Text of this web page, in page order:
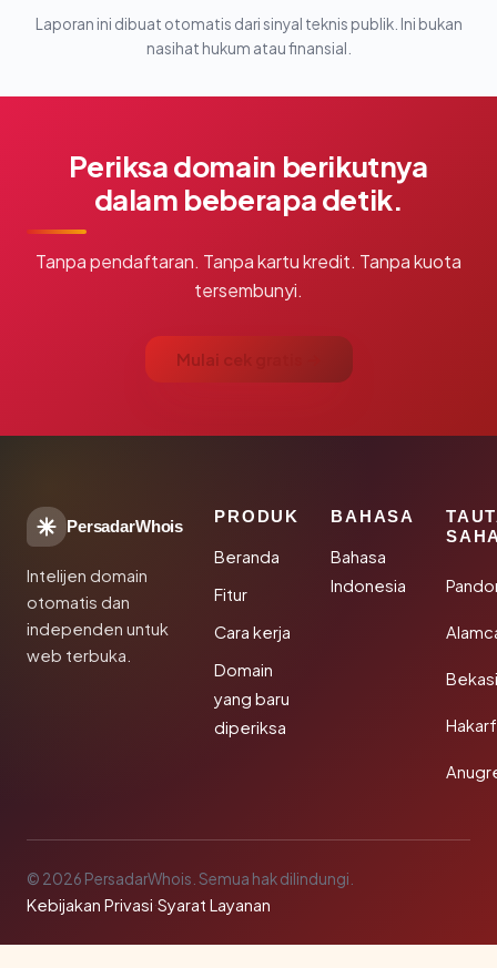
Laporan ini dibuat otomatis dari sinyal teknis publik. Ini bukan
nasihat hukum atau finansial.
Periksa domain berikutnya
dalam beberapa detik.
Tanpa pendaftaran. Tanpa kartu kredit. Tanpa kuota
tersembunyi.
Mulai cek gratis →
PersadarWhois
Intelijen domain
otomatis dan
independen untuk
web terbuka.
PRODUK
Beranda
Fitur
Cara kerja
Domain
yang baru
diperiksa
BAHASA
Bahasa
Indonesia
© 2026 PersadarWhois. Semua hak dilindungi.
Kebijakan Privasi·Syarat Layanan